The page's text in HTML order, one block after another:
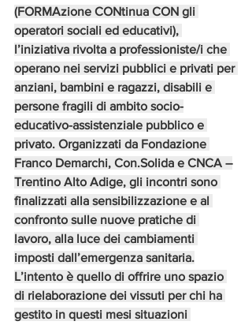
(FORMAzione CONtinua CON gli
operatori sociali ed educativi),
l’iniziativa rivolta a professioniste/i che
operano nei servizi pubblici e privati per
anziani, bambini e ragazzi, disabili e
persone fragili di ambito socio-
educativo-assistenziale pubblico e
privato. Organizzati da Fondazione
Franco Demarchi, Con.Solida e CNCA –
Trentino Alto Adige, gli incontri sono
finalizzati alla sensibilizzazione e al
confronto sulle nuove pratiche di
lavoro, alla luce dei cambiamenti
imposti dall’emergenza sanitaria.
L’intento è quello di offrire uno spazio
di rielaborazione dei vissuti per chi ha
gestito in questi mesi situazioni